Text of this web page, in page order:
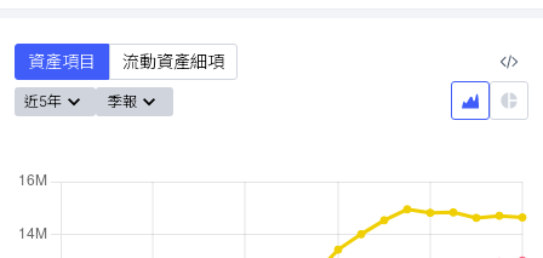
資產項目 流動資產細項
近5年 季報